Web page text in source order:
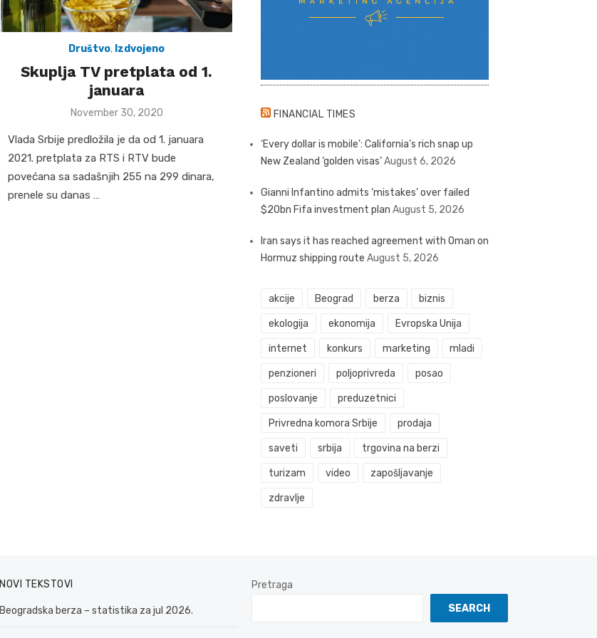
Društvo, Izdvojeno
Skuplja TV pretplata od 1.
januara
Posted
November 30, 2020
Vlada Srbije predložila je da od 1. januara
2021. pretplata za RTS i RTV bude
povećana sa sadašnjih 255 na 299 dinara,
prenele su danas …
FINANCIAL TIMES
‘Every dollar is mobile’: California’s rich snap up
New Zealand ‘golden visas’August 6, 2026
Gianni Infantino admits ‘mistakes’ over failed
$20bn Fifa investment plan August 5, 2026
Iran says it has reached agreement with Oman on
Hormuz shipping route August 5, 2026
akcije Beograd berza biznis
ekologija ekonomija Evropska Unija
internet konkurs marketing mladi
penzioneri poljoprivreda posao
poslovanje preduzetnici
Privredna komora Srbije prodaja
saveti srbija trgovina na berzi
turizam video zapošljavanje
zdravlje
NOVI TEKSTOVI
Beogradska berza – statistika za jul 2026.
Pretraga
SEARCH